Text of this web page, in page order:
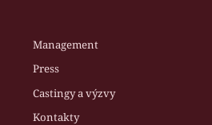
Management
Press
Castingy a výzvy
Kontakty